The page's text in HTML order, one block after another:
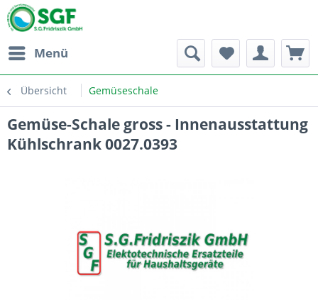
Menü
Übersicht Gemüseschale
Gemüse-Schale gross - Innenausstattung
Kühlschrank 0027.0393